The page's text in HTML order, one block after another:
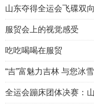
山东夺得全运会飞碟双
服贸会上的视觉感受
吃吃喝喝在服贸
“吉”富魅力吉林 与您冰
全运会蹦床团体决赛：